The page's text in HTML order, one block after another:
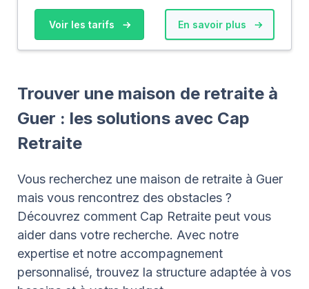
Voir les tarifs En savoir plus
Trouver une maison de retraite à
Guer : les solutions avec Cap
Retraite
Vous recherchez une maison de retraite à Guer
mais vous rencontrez des obstacles ?
Découvrez comment Cap Retraite peut vous
aider dans votre recherche. Avec notre
expertise et notre accompagnement
personnalisé, trouvez la structure adaptée à vos